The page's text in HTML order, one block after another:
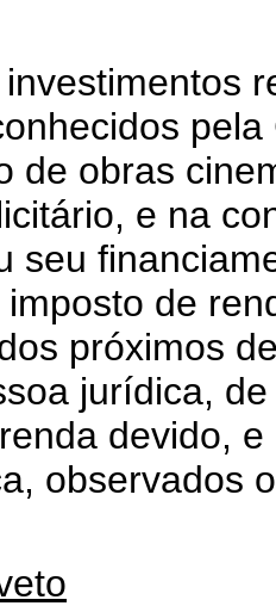
de obras
e na
seu
de
próximos
jurídica,
devido,
observados